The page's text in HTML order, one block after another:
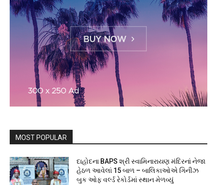
MOST POPULAR
દાહોદના BAPS શ્રી સ્વામિનારાયણ મંદિરનાં નેજા
હેઠળ આવેલાં 15 બાળ – બાલિકાઓએ ગિનીઝ
બુક ઓફ વર્લ્ડ રેકોર્ડમાં સ્થાન મેળવ્યું